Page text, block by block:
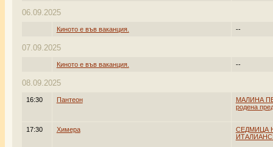
06.09.2025
Киното е във ваканция. --
07.09.2025
Киното е във ваканция. --
08.09.2025
16:30 Пантеон
МАЛИНА
родена
17:30 Химера
СЕДМИЦА